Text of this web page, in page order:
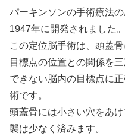
パーキンソンの手術療法
1947年に開発されました。
この定位脳手術は、頭蓋
目標点の位置との関係を
できない脳内の目標点に
術です。
頭蓋骨には小さい穴をあ
襲は少なく済みます。